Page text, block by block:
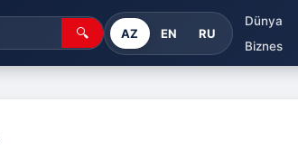
🔍 AZ EN RU
Dünya
Biznes